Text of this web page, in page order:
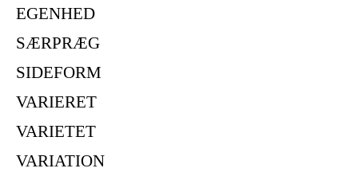
EGENHED
SÆRPRÆG
SIDEFORM
VARIERET
VARIETET
VARIATION